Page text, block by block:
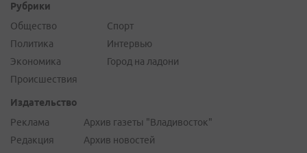
Рубрики
Общество
Политика
Экономика
Происшествия
Спорт
Интервью
Город на ладони
Издательство
Реклама
Редакция
Архив газеты "Владивосток"
Архив новостей